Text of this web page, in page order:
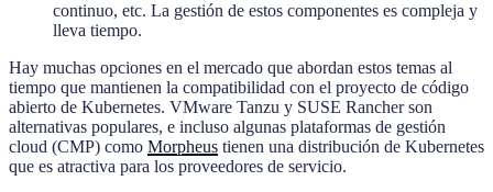
continuo, etc. La gestión de estos componentes es compleja y
lleva tiempo.
Hay muchas opciones en el mercado que abordan estos temas al
tiempo que mantienen la compatibilidad con el proyecto de código
abierto de Kubernetes. VMware Tanzu y SUSE Rancher son
alternativas populares, e incluso algunas plataformas de gestión
cloud (CMP) como Morpheus tienen una distribución de Kubernetes
que es atractiva para los proveedores de servicio.